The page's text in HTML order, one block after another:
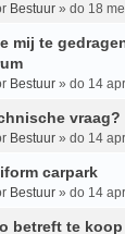
Bestuur » do 18
mij te
Bestuur » do 14
Bestuur » do 14
carpark
Bestuur » do 14
betreft te